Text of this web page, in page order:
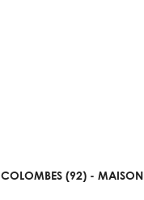
COLOMBES (92) - MAISON